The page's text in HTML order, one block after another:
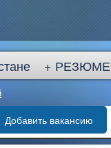
+ РЕЗЮМЕ
Добавить вакансию